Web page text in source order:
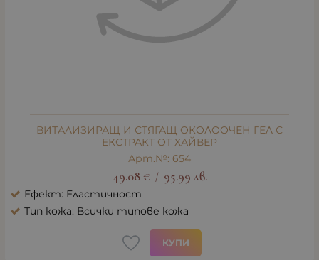
ВИТАЛИЗИРАЩ И СТЯГАЩ ОКОЛООЧЕН ГЕЛ С
ЕКСТРАКТ ОТ ХАЙВЕР
Арт.№: 654
49.08 € / 95.99 лв.
Ефект: Еластичност
Тип кожа: Всички типове кожа
КУПИ